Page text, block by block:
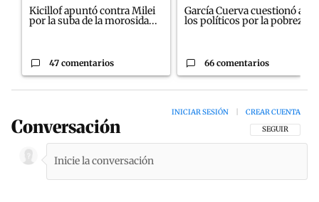
Kicillof apuntó contra Milei
por la suba de la morosida...
47 comentarios
García Cuerva cuestionó a
los políticos por la pobreza
66 comentarios
Conversación SIGA ESTA
SEGUIR
INICIAR SESIÓN CREAR CUENTA